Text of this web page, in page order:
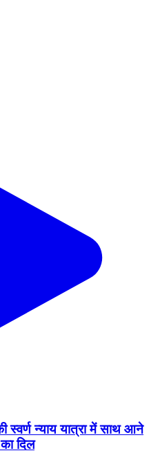
न्याय यात्रा में साथ आने
दिल